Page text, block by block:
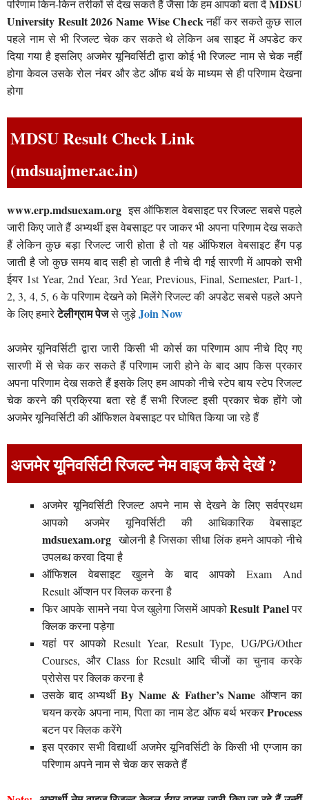
परिणाम किन-किन तरीकों से देख सकते हैं जैसा कि हम आपको बता देंMDSU
University Result 2026 Name Wise Checkनहीं कर सकते कुछ साल
पहले नाम से भी रिजल्ट चेक कर सकते थे लेकिन अब साइट में अपडेट कर
दिया गया है इसलिए अजमेर यूनिवर्सिटी द्वारा कोई भी रिजल्ट नाम से चेक नहीं
होगा केवल उसके रोल नंबर और डेट ऑफ बर्थ के माध्यम से ही परिणाम देखना
होगा
MDSU Result Check Link
(mdsuajmer.ac.in)
www.erp.mdsuexam.org इस ऑफिशल वेबसाइट पर रिजल्ट सबसे पहले
जारी किए जाते हैं अभ्यर्थी इस वेबसाइट पर जाकर भी अपना परिणाम देख सकते
हैं लेकिन कुछ बड़ा रिजल्ट जारी होता है तो यह ऑफिशल वेबसाइट हैंग पड़
जाती है जो कुछ समय बाद सही हो जाती है नीचे दी गई सारणी में आपको सभी
ईयर 1st Year, 2nd Year, 3rd Year, Previous, Final, Semester, Part-1,
2, 3, 4, 5, 6 के परिणाम देखने को मिलेंगे रिजल्ट की अपडेट सबसे पहले अपने
के लिए हमारेटेलीग्राम पेजसे जुड़ेJoin Now
अजमेर यूनिवर्सिटी द्वारा जारी किसी भी कोर्स का परिणाम आप नीचे दिए गए
सारणी में से चेक कर सकते हैं परिणाम जारी होने के बाद आप किस प्रकार
अपना परिणाम देख सकते हैं इसके लिए हम आपको नीचे स्टेप बाय स्टेप रिजल्ट
चेक करने की प्रक्रिया बता रहे हैं सभी रिजल्ट इसी प्रकार चेक होंगे जो
अजमेर यूनिवर्सिटी की ऑफिशल वेबसाइट पर घोषित किया जा रहे हैं
अजमेर यूनिवर्सिटी रिजल्ट नेम वाइज कैसे देखें ?
अजमेर यूनिवर्सिटी रिजल्ट अपने नाम से देखने के लिए सर्वप्रथम
आपको अजमेर यूनिवर्सिटी की आधिकारिक वेबसाइट
mdsuexam.org खोलनी है जिसका सीधा लिंक हमने आपको नीचे
उपलब्ध करवा दिया है
ऑफिशल वेबसाइट खुलने के बाद आपको Exam And
Result ऑप्शन पर क्लिक करना है
फिर आपके सामने नया पेज खुलेगा जिसमें आपकोResult Panelपर
क्लिक करना पड़ेगा
यहां पर आपको Result Year, Result Type, UG/PG/Other
Courses, और Class for Result आदि चीजों का चुनाव करके
प्रोसेस पर क्लिक करना है
उसके बाद अभ्यर्थीBy Name & Father’s Name ऑप्शन का
चयन करके अपना नाम, पिता का नाम डेट ऑफ बर्थ भरकरProcess
बटन पर क्लिक करेंगे
इस प्रकार सभी विद्यार्थी अजमेर यूनिवर्सिटी के किसी भी एग्जाम का
परिणाम अपने नाम से चेक कर सकते हैं